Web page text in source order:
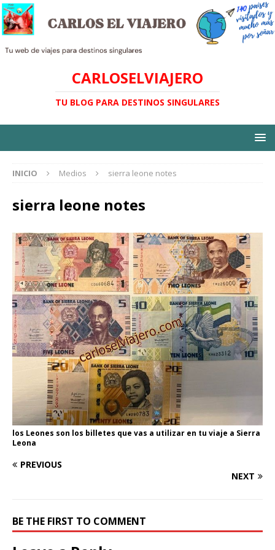
CARLOSELVIAJERO
TU BLOG PARA DESTINOS SINGULARES
INICIO Medios sierra leone notes
sierra leone notes
los Leones son los billetes que vas a utilizar en tu viaje a Sierra
Leona
PREVIOUS
NEXT
BE THE FIRST TO COMMENT